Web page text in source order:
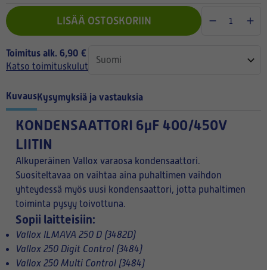
LISÄÄ OSTOSKORIIN
Toimitus alk. 6,90 €
Katso toimituskulut
KuvausKysymyksiä ja vastauksia
KONDENSAATTORI 6µF 400/450V
LIITIN
Alkuperäinen Vallox varaosa kondensaattori.
Suositeltavaa on vaihtaa aina puhaltimen vaihdon
yhteydessä myös uusi kondensaattori, jotta puhaltimen
toiminta pysyy toivottuna.
Sopii laitteisiin:
Vallox ILMAVA 250 D (3482D)
Vallox 250 Digit Control (3484)
Vallox 250 Multi Control (3484)